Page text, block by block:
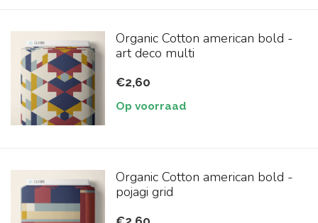
Organic Cotton american bold -
art deco multi
€2,60
Op voorraad
Organic Cotton american bold -
pojagi grid